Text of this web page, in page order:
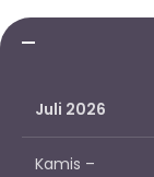
Juli 2026
Kamis –